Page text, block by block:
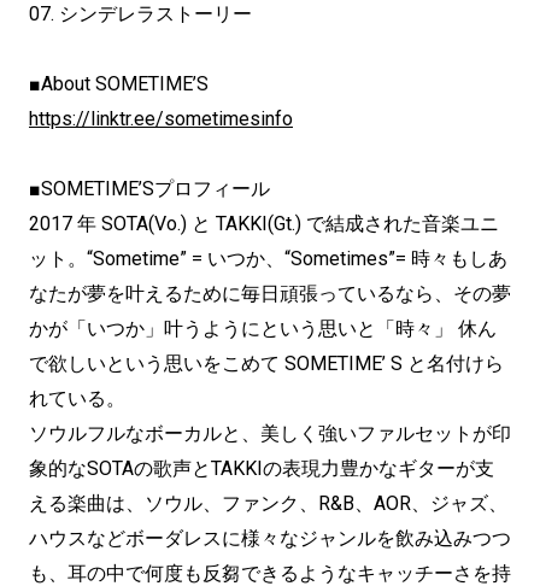
07. シンデレラストーリー
■About SOMETIME’S
https://linktr.ee/sometimesinfo
■SOMETIME’Sプロフィール
2017 年 SOTA(Vo.) と TAKKI(Gt.) で結成された音楽ユニ
ット。“Sometime” = いつか、“Sometimes”= 時々もしあ
なたが夢を叶えるために毎日頑張っているなら、その夢
かが「いつか」叶うようにという思いと「時々」 休ん
で欲しいという思いをこめて SOMETIME’ S と名付けら
れている。
ソウルフルなボーカルと、美しく強いファルセットが印
象的なSOTAの歌声とTAKKIの表現力豊かなギターが支
える楽曲は、ソウル、ファンク、R&B、AOR、ジャズ、
ハウスなどボーダレスに様々なジャンルを飲み込みつつ
も、耳の中で何度も反芻できるようなキャッチーさを持